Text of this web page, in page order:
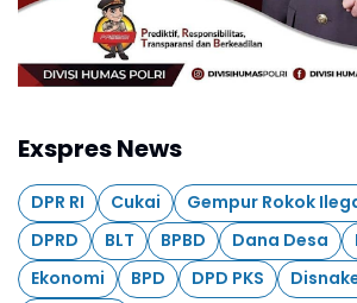
Exspres News
DPR RI Cukai Gempur Rokok
DPRD
BLT BPBD Dana Desa
Ekonomi
BPD DPD PKS